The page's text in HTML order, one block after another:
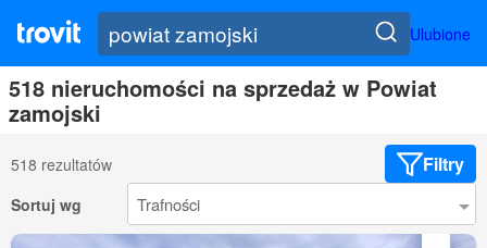
Ulubione
518 nieruchomości na sprzedaż w Powiat
zamojski
518 rezultatów Filtry
Sortuj wg